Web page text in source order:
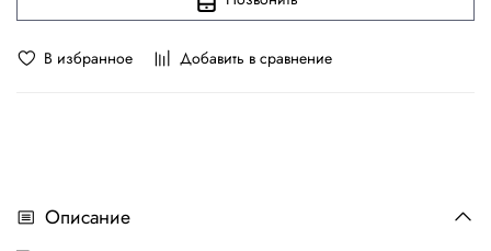
В избранное Добавить в сравнение
Описание